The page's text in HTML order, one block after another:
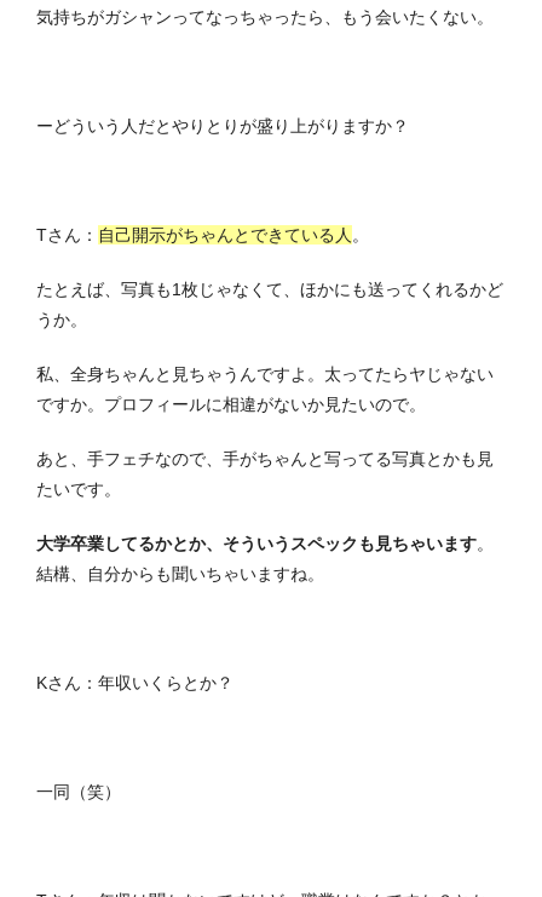
気持ちがガシャンってなっちゃったら、もう会いたくない。
ーどういう人だとやりとりが盛り上がりますか？
Tさん： 自己開示がちゃんとできている人。
たとえば、写真も1枚じゃなくて、ほかにも送ってくれるかど
うか。
私、全身ちゃんと見ちゃうんですよ。太ってたらヤじゃない
ですか。プロフィールに相違がないか見たいので。
あと、手フェチなので、手がちゃんと写ってる写真とかも見
たいです。
大学卒業してるかとか、そういうスペックも見ちゃいます。
結構、自分からも聞いちゃいますね。
Kさん：年収いくらとか？
一同（笑）